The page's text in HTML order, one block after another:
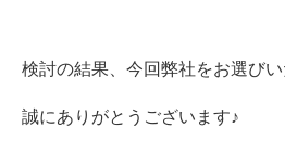
検討の結果、今回弊社をお選びい
誠にありがとうございます♪